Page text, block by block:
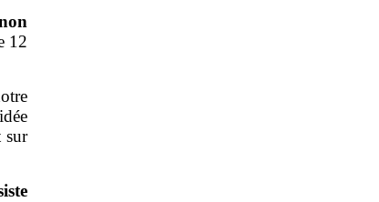
12
sur